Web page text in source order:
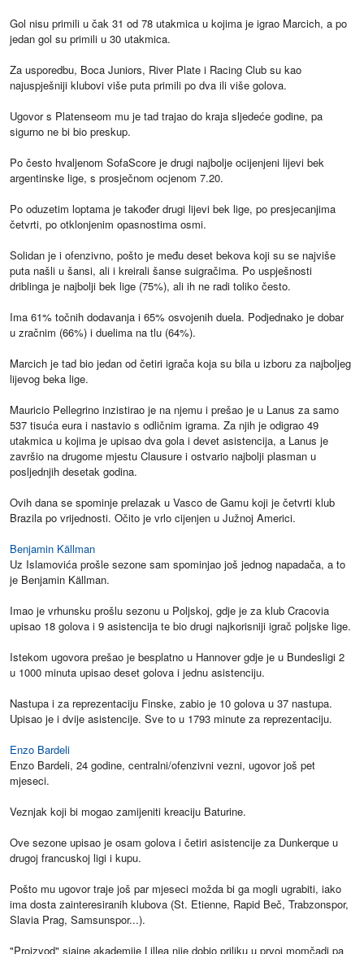
Gol nisu primili u čak 31 od 78 utakmica u kojima je igrao Marcich, a po
jedan gol su primili u 30 utakmica.
Za usporedbu, Boca Juniors, River Plate i Racing Club su kao
najuspješniji klubovi više puta primili po dva ili više golova.
Ugovor s Platenseom mu je tad trajao do kraja sljedeće godine, pa
sigurno ne bi bio preskup.
Po često hvaljenom SofaScore je drugi najbolje ocijenjeni lijevi bek
argentinske lige, s prosječnom ocjenom 7.20.
Po oduzetim loptama je također drugi lijevi bek lige, po presjecanjima
četvrti, po otklonjenim opasnostima osmi.
Solidan je i ofenzivno, pošto je među deset bekova koji su se najviše
puta našli u šansi, ali i kreirali šanse suigračima. Po uspješnosti
driblinga je najbolji bek lige (75%), ali ih ne radi toliko često.
Ima 61% točnih dodavanja i 65% osvojenih duela. Podjednako je dobar
u zračnim (66%) i duelima na tlu (64%).
Marcich je tad bio jedan od četiri igrača koja su bila u izboru za najboljeg
lijevog beka lige.
Mauricio Pellegrino inzistirao je na njemu i prešao je u Lanus za samo
537 tisuća eura i nastavio s odličnim igrama. Za njih je odigrao 49
utakmica u kojima je upisao dva gola i devet asistencija, a Lanus je
završio na drugome mjestu Clausure i ostvario najbolji plasman u
posljednjih desetak godina.
Ovih dana se spominje prelazak u Vasco de Gamu koji je četvrti klub
Brazila po vrijednosti. Očito je vrlo cijenjen u Južnoj Americi.
Benjamin Källman
Uz Islamovića prošle sezone sam spominjao još jednog napadača, a to
je Benjamin Källman.
Imao je vrhunsku prošlu sezonu u Poljskoj, gdje je za klub Cracovia
upisao 18 golova i 9 asistencija te bio drugi najkorisniji igrač poljske lige.
Istekom ugovora prešao je besplatno u Hannover gdje je u Bundesligi 2
u 1000 minuta upisao deset golova i jednu asistenciju.
Nastupa i za reprezentaciju Finske, zabio je 10 golova u 37 nastupa.
Upisao je i dvije asistencije. Sve to u 1793 minute za reprezentaciju.
Enzo Bardeli
Enzo Bardeli, 24 godine, centralni/ofenzivni vezni, ugovor još pet
mjeseci.
Veznjak koji bi mogao zamijeniti kreaciju Baturine.
Ove sezone upisao je osam golova i četiri asistencije za Dunkerque u
drugoj francuskoj ligi i kupu.
Pošto mu ugovor traje još par mjeseci možda bi ga mogli ugrabiti, iako
ima dosta zainteresiranih klubova (St. Etienne, Rapid Beč, Trabzonspor,
Slavia Prag, Samsunspor...).
"Proizvod" sjajne akademije Lillea nije dobio priliku u prvoj momčadi pa